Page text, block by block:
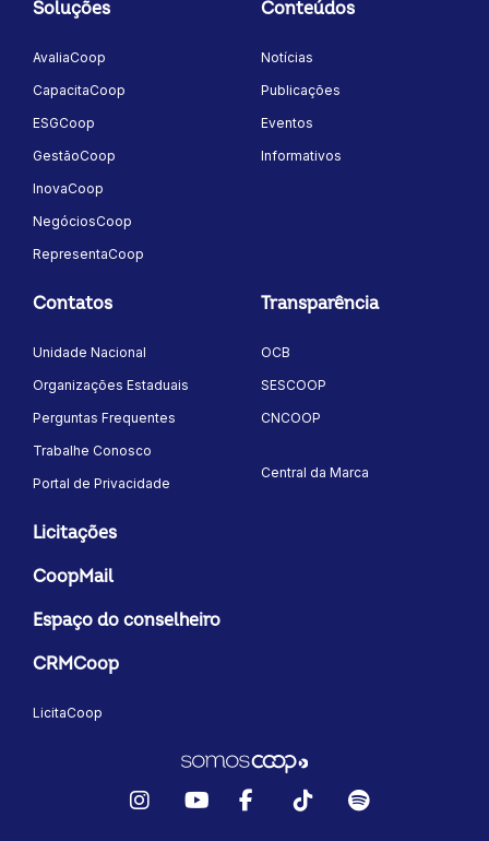
Soluções
AvaliaCoop
CapacitaCoop
ESGCoop
GestãoCoop
InovaCoop
NegóciosCoop
RepresentaCoop
Conteúdos
Notícias
Publicações
Eventos
Informativos
Contatos
Unidade Nacional
Organizações Estaduais
Perguntas Frequentes
Trabalhe Conosco
Portal de Privacidade
Transparência
OCB
SESCOOP
CNCOOP
Central da Marca
Licitações
CoopMail
Espaço do conselheiro
CRMCoop
LicitaCoop